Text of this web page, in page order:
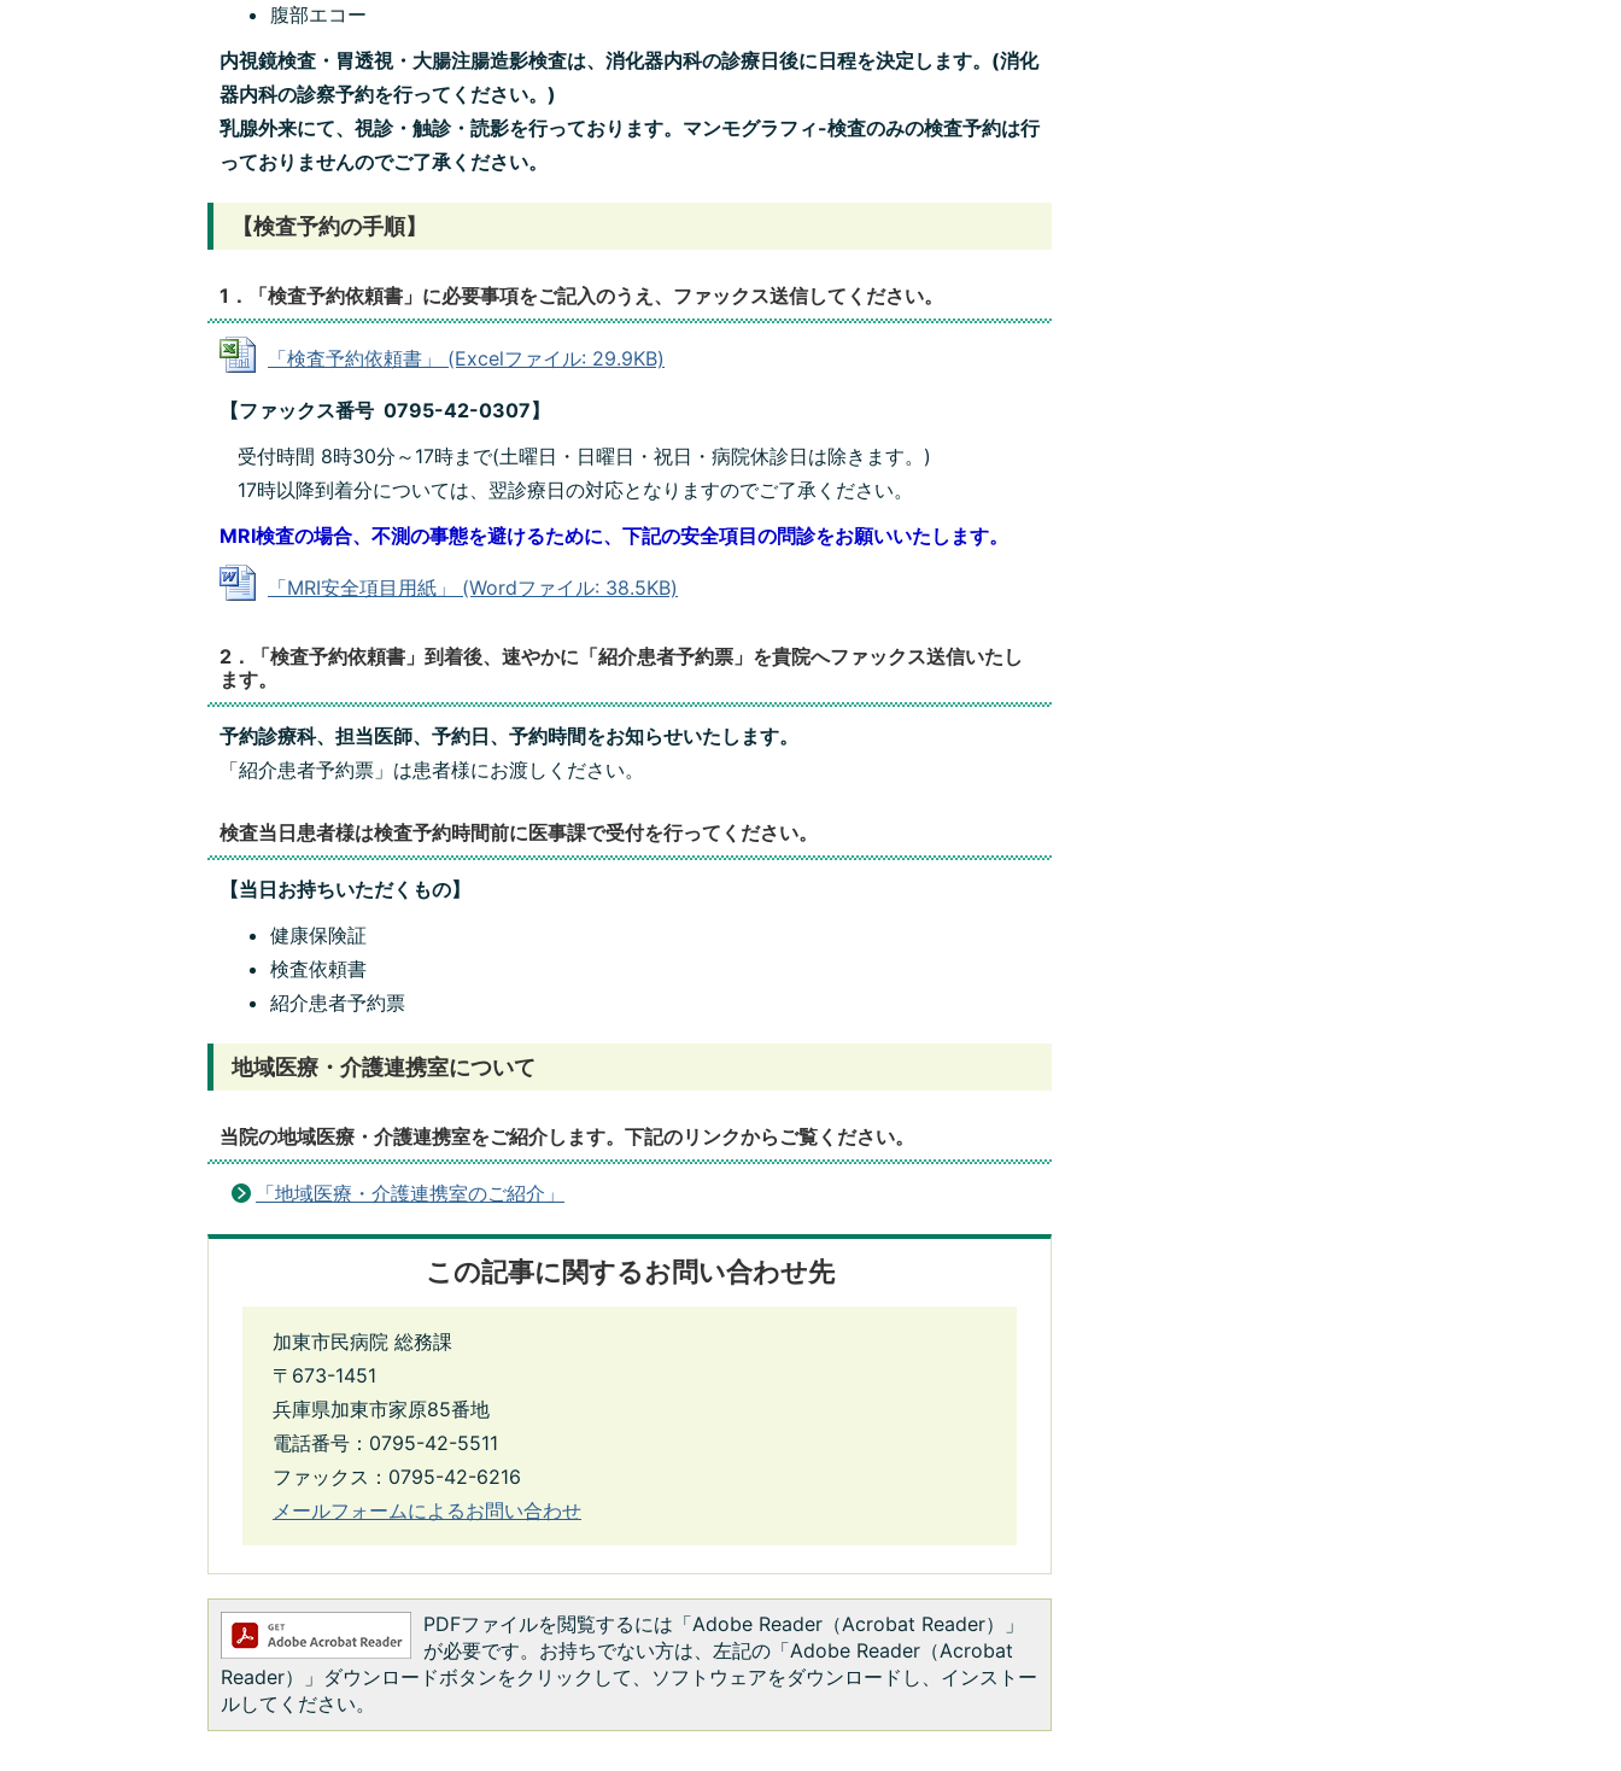
腹部エコー
内視鏡検査・胃透視・大腸注腸造影検査は、消化器内科の診療日後に日程を決定します。(消化
器内科の診察予約を行ってください。)
乳腺外来にて、視診・触診・読影を行っております。マンモグラフィ-検査のみの検査予約は行
っておりませんのでご了承ください。
【検査予約の手順】
1．「検査予約依頼書」に必要事項をご記入のうえ、ファックス送信してください。
「検査予約依頼書」 (Excelファイル: 29.9KB)
【ファックス番号 0795-42-0307】
受付時間 8時30分～17時まで(土曜日・日曜日・祝日・病院休診日は除きます。)
17時以降到着分については、翌診療日の対応となりますのでご了承ください。
MRI検査の場合、不測の事態を避けるために、下記の安全項目の問診をお願いいたします。
「MRI安全項目用紙」 (Wordファイル: 38.5KB)
2．「検査予約依頼書」到着後、速やかに「紹介患者予約票」を貴院へファックス送信いたし
ます。
予約診療科、担当医師、予約日、予約時間をお知らせいたします。
「紹介患者予約票」は患者様にお渡しください。
検査当日患者様は検査予約時間前に医事課で受付を行ってください。
【当日お持ちいただくもの】
健康保険証
検査依頼書
紹介患者予約票
地域医療・介護連携室について
当院の地域医療・介護連携室をご紹介します。下記のリンクからご覧ください。
「地域医療・介護連携室のご紹介」
この記事に関するお問い合わせ先
加東市民病院 総務課
〒673-1451
兵庫県加東市家原85番地
電話番号：0795-42-5511
ファックス：0795-42-6216
メールフォームによるお問い合わせ
PDFファイルを閲覧するには「Adobe Reader（Acrobat Reader）」
が必要です。お持ちでない方は、左記の「Adobe Reader（Acrobat
Reader）」ダウンロードボタンをクリックして、ソフトウェアをダウンロードし、インストー
ルしてください。